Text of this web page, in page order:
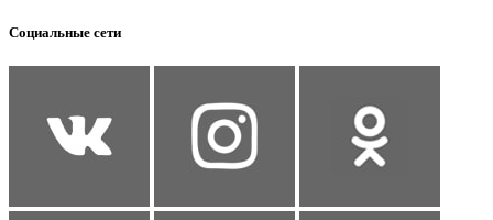
Социальные сети